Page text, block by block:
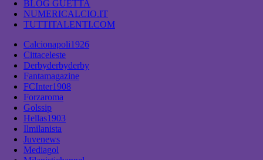
BLOG GUETTA
NUMERICALCIO.IT
TUTTITALENTI.COM
Calcionapoli1926
Cittaceleste
Derbyderbyderby
Fantamagazine
FCInter1908
Forzaroma
Golssip
Hellas1903
Ilmilanista
Juvenews
Mediagol